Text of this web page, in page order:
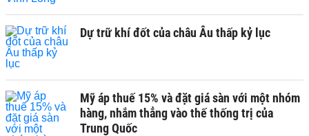
Dự trữ khí đốt của châu Âu thấp kỷ lục
Mỹ áp thuế 15% và đặt giá sàn với một nhóm
hàng, nhắm thẳng vào thế thống trị của
Trung Quốc